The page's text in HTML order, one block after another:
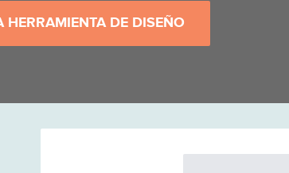
HERRAMIENTA DE DISEÑO